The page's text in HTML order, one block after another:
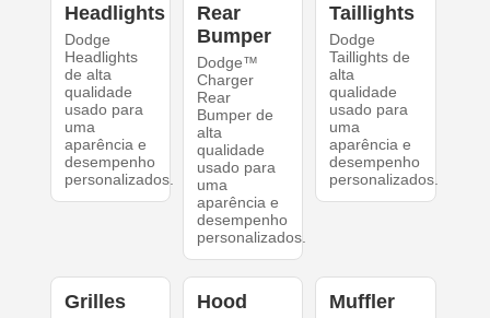
Headlights
Dodge
Headlights
de alta
qualidade
usado para
uma
aparência e
desempenho
personalizados.
Rear
Bumper
Dodge™
Charger
Rear
Bumper de
alta
qualidade
usado para
uma
aparência e
desempenho
personalizados.
Taillights
Dodge
Taillights de
alta
qualidade
usado para
uma
aparência e
desempenho
personalizados.
Grilles Hood Muffler